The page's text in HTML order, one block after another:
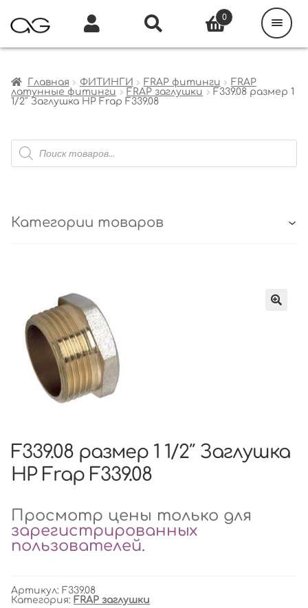
Главная ФИТИНГИ FRAP фитинги
FRAP
латунные фитинги
FRAP заглушки
F339.08 размер 1
1/2″ Заглушка НР Frap F339.08
Поиск
товаров
Категории товаров
F339.08 размер 1 1/2″ Заглушка
НР Frap F339.08
Просмотр цены только для
зарегистрированных
пользователей.
Артикул: F339.08
Категория: FRAP заглушки
0